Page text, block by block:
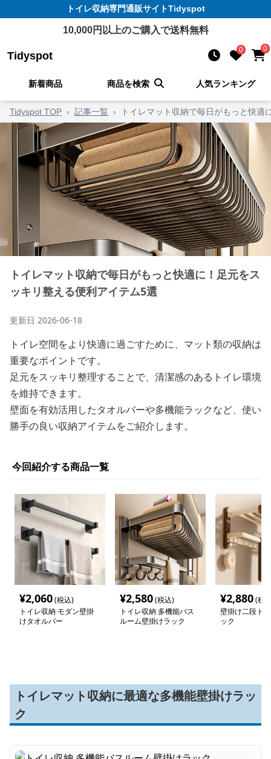
トイレ収納専門通販サイトTidyspot
10,000円以上のご購入で送料無料
Tidyspot 0 0
新着商品 商品を検索 人気ランキング
Tidyspot TOP › 記事一覧 › トイレマット収納で毎日がもっと快
トイレマット収納で毎日がもっと快適に！足元をス
ッキリ整える便利アイテム5選
更新日 2026-06-18
トイレ空間をより快適に過ごすために、マット類の収納は
重要なポイントです。
足元をスッキリ整理することで、清潔感のあるトイレ環境
を維持できます。
壁面を有効活用したタオルバーや多機能ラックなど、使い
勝手の良い収納アイテムをご紹介します。
今回紹介する商品一覧
¥2,060(税込)
トイレ収納 モダン壁掛
けタオルバー
¥2,580(税込)
トイレ収納 多機能バス
ルーム壁掛けラック
¥2,880(税
壁掛け二段ト
ック
トイレマット収納に最適な多機能壁掛けラッ
ク